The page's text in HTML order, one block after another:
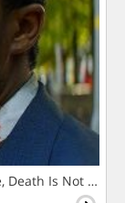
Death Is Not The